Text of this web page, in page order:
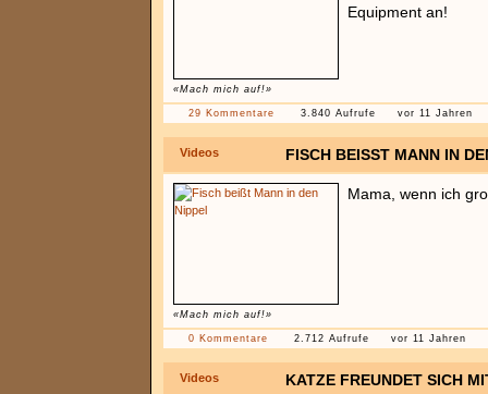
«Mach mich auf!»
Equipment an!
29 Kommentare 3.840 Aufrufe vor 11 Jahren
Videos FISCH BEISST MANN IN
«Mach mich auf!»
Mama, wenn ich
0 Kommentare 2.712 Aufrufe vor 11 Jahren
Videos KATZE FREUNDET SICH